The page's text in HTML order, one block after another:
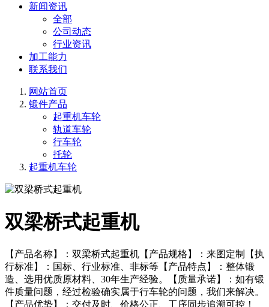
新闻资讯
全部
公司动态
行业资讯
加工能力
联系我们
网站首页
锻件产品
起重机车轮
轨道车轮
行车轮
托轮
起重机车轮
双梁桥式起重机
【产品名称】：双梁桥式起重机【产品规格】：来图定制【执
行标准】：国标、行业标准、非标等【产品特点】：整体锻
造、选用优质原材料、30年生产经验。【质量承诺】：如有锻
件质量问题，经过检验确实属于行车轮的问题，我们来解决。
【产品优势】：交付及时、价格公正、工序同步追溯可控！